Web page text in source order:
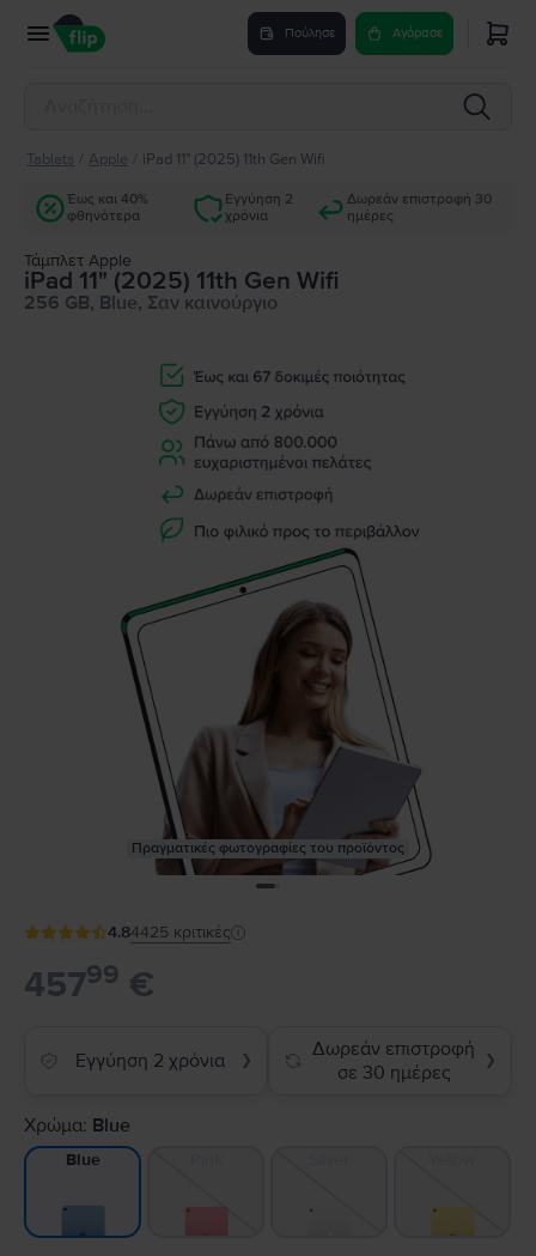
Πούλησε Αγόρασε
Tablets Apple iPad 11" (2025) 11th Gen Wifi
Έως και 40%
φθηνότερα
Εγγύηση 2
χρόνια
Δωρεάν επιστροφή 30
ημέρες
Τάμπλετ Apple
iPad 11" (2025) 11th Gen Wifi
256 GB, Blue, Σαν καινούργιο
Πραγματικές φωτογραφίες του προϊόντος
4.84425 κριτικές
45799 €
Εγγύηση 2 χρόνια ❯
Δωρεάν επιστροφή
σε 30 ημέρες
❯
Χρώμα: Blue
Blue